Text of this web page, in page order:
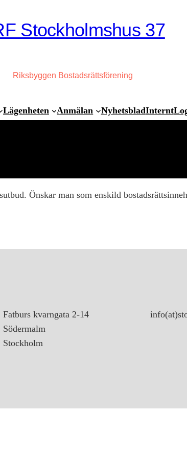
Stockholmshus 37
Riksbyggen Bostadsrättsförening
Lägenheten Anmälan NyhetsbladInternt
Önskar man som enskild
Fatburs kvarngata 2-14
Södermalm
Stockholm